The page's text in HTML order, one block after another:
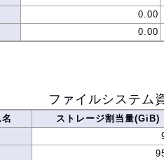
0.00
0.00
ファイルシステム
ストレージ割当量(GiB)